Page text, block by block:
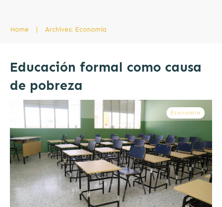
Home Archives: Economía
Educación formal como causa
de pobreza
Economía